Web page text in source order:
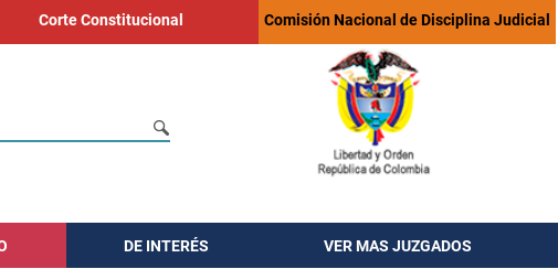
Corte Constitucional Comisión Nacional de Disciplina Judicial
DE INTERÉS VER MAS JUZGADOS